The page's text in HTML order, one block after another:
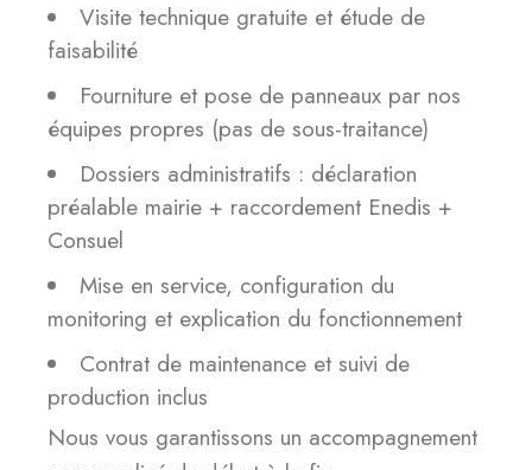
Visite technique gratuite et étude de
faisabilité
Fourniture et pose de panneaux par nos
équipes propres (pas de sous-traitance)
Dossiers administratifs : déclaration
préalable mairie + raccordement Enedis +
Consuel
Mise en service, configuration du
monitoring et explication du fonctionnement
Contrat de maintenance et suivi de
production inclus
Nous vous garantissons un accompagnement